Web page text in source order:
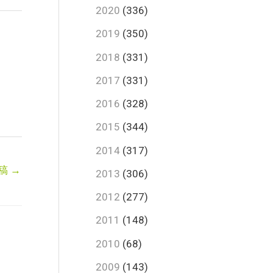
→
2020 (336)
2019 (350)
2018 (331)
2017 (331)
2016 (328)
2015 (344)
2014 (317)
2013 (306)
2012 (277)
2011 (148)
2010 (68)
2009 (143)